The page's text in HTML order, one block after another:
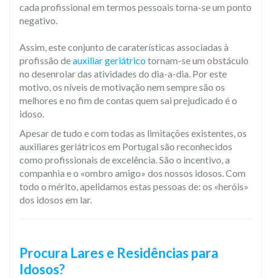
cada profissional em termos pessoais torna-se um ponto
negativo.
Assim, este conjunto de caraterísticas associadas à
profissão deauxiliar geriátricotornam-se um obstáculo
no desenrolar das atividades do dia-a-dia. Por este
motivo, os níveis de motivação nem sempre são os
melhores e no fim de contas quem sai prejudicado é o
idoso.
Apesar de tudo e com todas as limitações existentes, os
auxiliares geriátricos em Portugal são reconhecidos
como profissionais de excelência. São o incentivo, a
companhia e o «ombro amigo» dos nossos idosos. Com
todo o mérito, apelidamos estas pessoas de: os «heróis»
dos idosos em lar.
​Procura Lares e Residências para
Idosos?